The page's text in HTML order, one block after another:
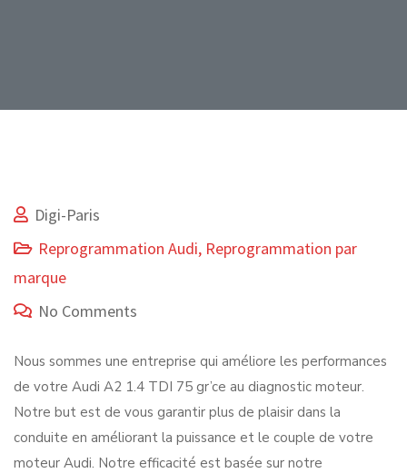
Digi-Paris
Reprogrammation Audi, Reprogrammation par
marque
No Comments
Nous sommes une entreprise qui améliore les performances
de votre Audi A2 1.4 TDI 75 gr’ce au diagnostic moteur.
Notre but est de vous garantir plus de plaisir dans la
conduite en améliorant la puissance et le couple de votre
moteur Audi. Notre efficacité est basée sur notre